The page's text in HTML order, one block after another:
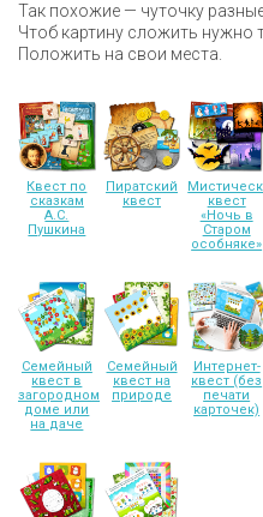
Так похожие — чуточку
Чтоб картину сложить нужно
Положить на свои места.
Квест по
сказкам
А.С.
Пушкина
Пиратский
квест
квест
«Ночь в
Старом
особняке»
Семейный
квест в
загородном
доме или
на даче
Семейный
квест на
природе
Интернет-
квест (без
печати
карточек)